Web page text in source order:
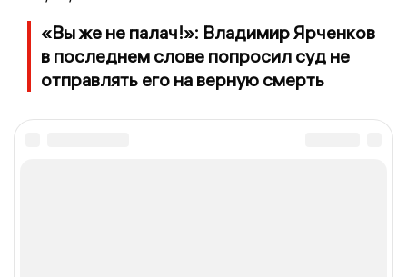
«Вы же не палач!»: Владимир Ярченков
в последнем слове попросил суд не
отправлять его на верную смерть